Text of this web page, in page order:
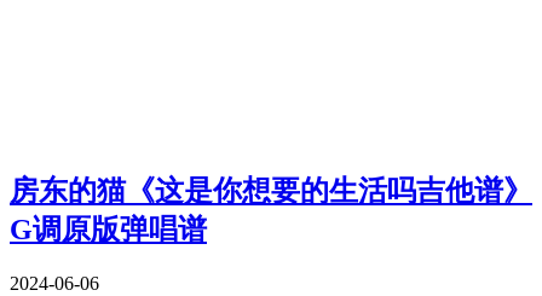
房东的猫《这是你想要的生活吗吉他谱》
G调原版弹唱谱
2024-06-06